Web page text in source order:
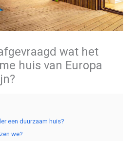
wat het
huis van Europa
een duurzaam huis?
we?